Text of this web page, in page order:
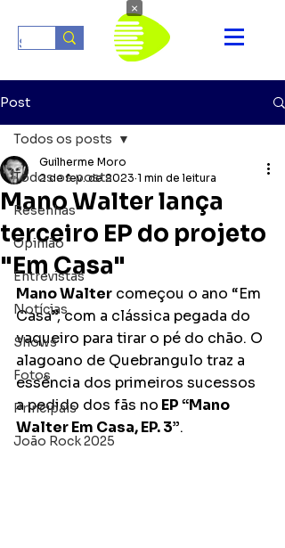
Post
Todos os posts
Resenhas
Opinião
Entrevistas
Notícias
Shows
Fotos
Principais
João Rock 2025
Todos os posts
Mano Walter lança
terceiro EP do projeto
"Em Casa"
Guilherme Moro
2 de fev. de 2023 1 min de leitura
Mano Walter começou o ano “Em
Casa”, com a clássica pegada do
vaqueiro para tirar o pé do chão. O
alagoano de Quebrangulo traz a
essência dos primeiros sucessos
a pedido dos fãs no EP “Mano
Walter Em Casa, EP. 3”.
×